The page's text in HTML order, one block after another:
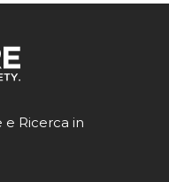
Ricerca in